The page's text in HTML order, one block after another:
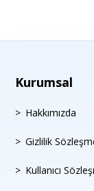
Kurumsal
Hakkımızda
Gizlilik
Kullanıcı